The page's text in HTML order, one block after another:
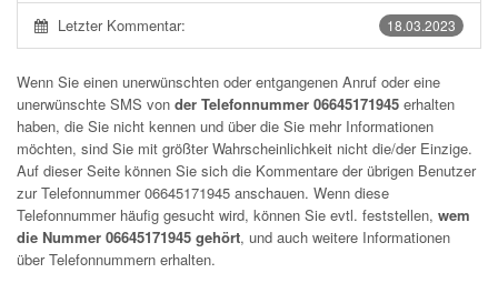
18.03.2023
Letzter Kommentar:
Wenn Sie einen unerwünschten oder entgangenen Anruf oder eine
unerwünschte SMS von der Telefonnummer 06645171945 erhalten
haben, die Sie nicht kennen und über die Sie mehr Informationen
möchten, sind Sie mit größter Wahrscheinlichkeit nicht die/der Einzige.
Auf dieser Seite können Sie sich die Kommentare der übrigen Benutzer
zur Telefonnummer06645171945 anschauen. Wenn diese
Telefonnummer häufig gesucht wird, können Sie evtl. feststellen, wem
die Nummer 06645171945 gehört, und auch weitere Informationen
über Telefonnummern erhalten.